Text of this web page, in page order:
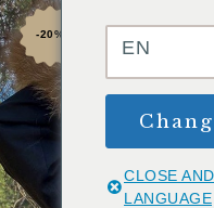
-20%
EN
CLOSE
LANGUAGE